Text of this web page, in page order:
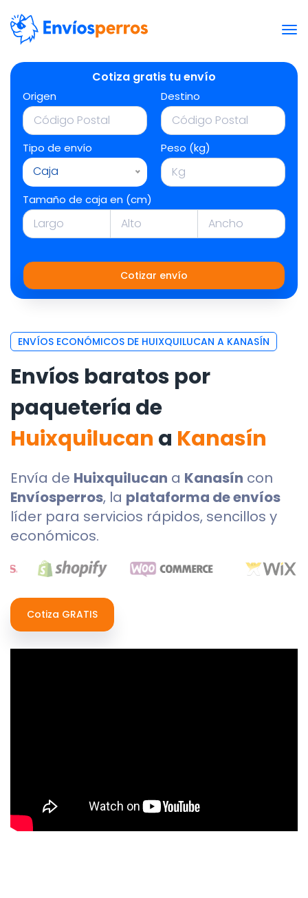
Cotiza gratis tu envío
Origen Destino
Tipo de envío
Caja
Peso (kg)
Tamaño de caja en (cm)
Cotizar envío
ENVÍOS ECONÓMICOS DE HUIXQUILUCAN A KANASÍN
Envíos baratos por
paquetería de
Huixquilucan a Kanasín
Envía de Huixquilucan a Kanasín con
Envíosperros, la plataforma de envíos
líder para servicios rápidos, sencillos y
económicos.
Cotiza GRATIS